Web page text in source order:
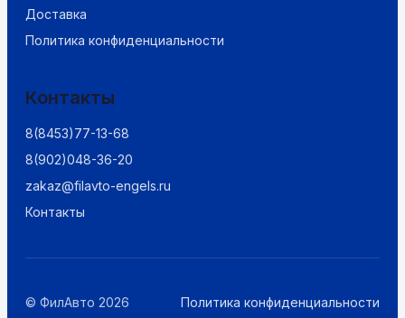
Доставка
Политика конфиденциальности
Контакты
8(8453)77-13-68
8(902)048-36-20
zakaz@filavto-engels.ru
Контакты
© ФилАвто 2026 Политика конфиденциальности